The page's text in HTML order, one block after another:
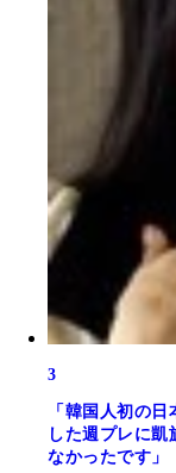
3
「韓国人初の
した週プレに
なかったです」